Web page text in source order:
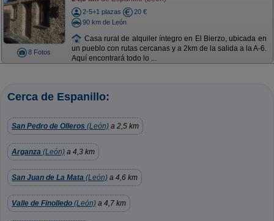
8 Fotos
2-5+1 plazas
20 €
90 km de León
Casa rural de alquiler íntegro en El Bierzo, ubicada en
un pueblo con rutas cercanas y a 2km de la salida a la A-6.
Aquí encontrará todo lo ...
Cerca de Espanillo:
San Pedro de Olleros (León) a 2,5 km
Arganza (León) a 4,3 km
San Juan de La Mata (León) a 4,6 km
Valle de Finolledo (León) a 4,7 km